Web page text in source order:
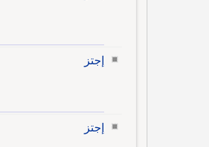
إجتز
إجتز